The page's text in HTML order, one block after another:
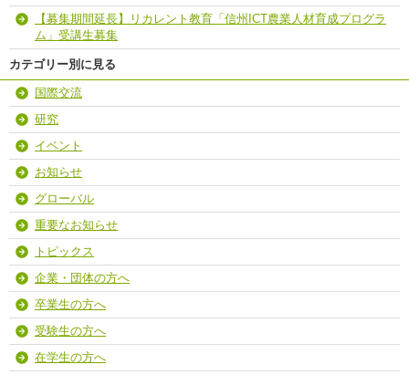
【募集期間延長】リカレント教育「信州ICT農業人材育成プログラ
ム」受講生募集
カテゴリー別に見る
国際交流
研究
イベント
お知らせ
グローバル
重要なお知らせ
トピックス
企業・団体の方へ
卒業生の方へ
受験生の方へ
在学生の方へ